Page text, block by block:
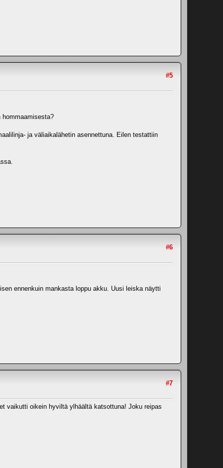
#5
ja väliaikalähetin asennettuna. Eilen testattiin
#6
ennenkuin mankasta loppu akku. Uusi leiska näytti
#7
vaikutti oikein hyviltä ylhäältä katsottuna! Joku reipas